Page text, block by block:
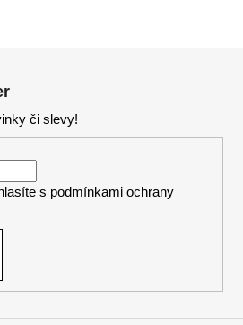
či slevy!
s podmínkami ochrany